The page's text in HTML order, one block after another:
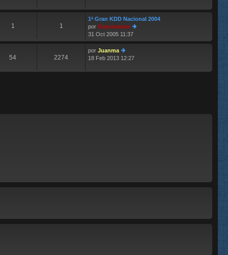
n
s
aj
e
im
o
m
e
n
s
aj
1 1
1ª Gran KDD Nacional 2004
por Güesmaster
er
últ
o
e
31 Oct 2005 11:37
54 2274
por Juanma
er
im
18 Feb 2013 12:27